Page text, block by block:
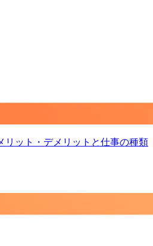
リット・デメリットと仕事の種類